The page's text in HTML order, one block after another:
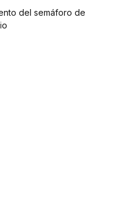
del semáforo de